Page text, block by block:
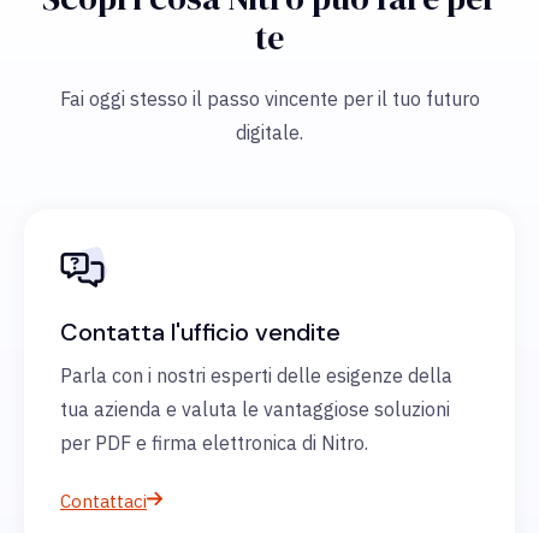
te
Fai oggi stesso il passo vincente per il tuo futuro
digitale.
Contatta l'ufficio vendite
Parla con i nostri esperti delle esigenze della
tua azienda e valuta le vantaggiose soluzioni
per PDF e firma elettronica di Nitro.
Contattaci